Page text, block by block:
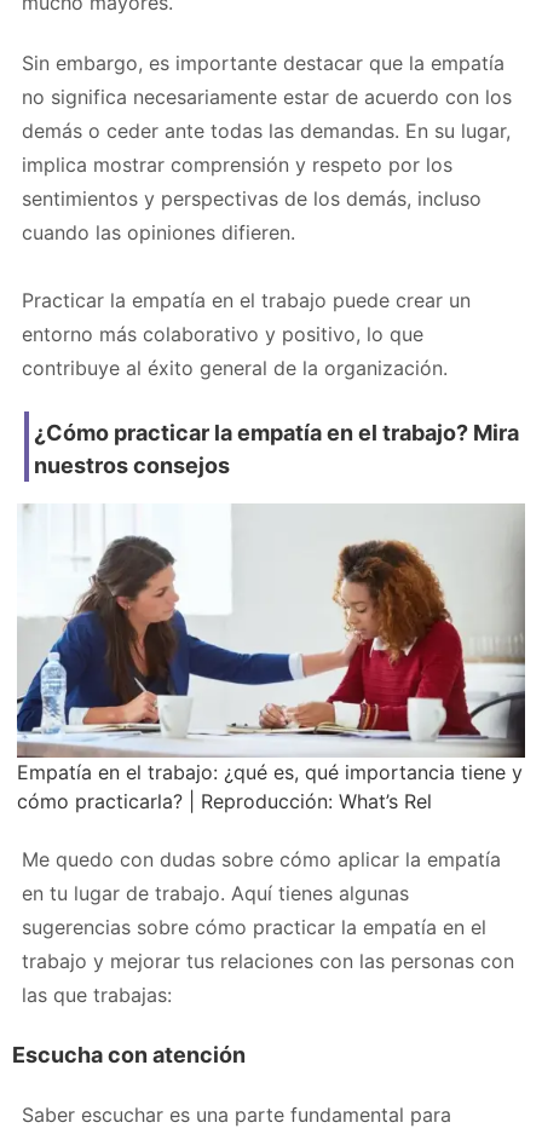
Sin embargo, es importante destacar que la empatía
no significa necesariamente estar de acuerdo con los
demás o ceder ante todas las demandas. En su lugar,
implica mostrar comprensión y respeto por los
sentimientos y perspectivas de los demás, incluso
cuando las opiniones difieren.
Practicar la empatía en el trabajo puede crear un
entorno más colaborativo y positivo, lo que
contribuye al éxito general de la organización.
¿Cómo practicar la empatía en el trabajo? Mira
nuestros consejos
Empatía en el trabajo: ¿qué es, qué importancia tiene y
cómo practicarla? | Reproducción: What’s Rel
Me quedo con dudas sobre cómo aplicar la empatía
en tu lugar de trabajo. Aquí tienes algunas
sugerencias sobre cómo practicar la empatía en el
trabajo y mejorar tus relaciones con las personas con
las que trabajas:
Escucha con atención
Saber escuchar es una parte fundamental para